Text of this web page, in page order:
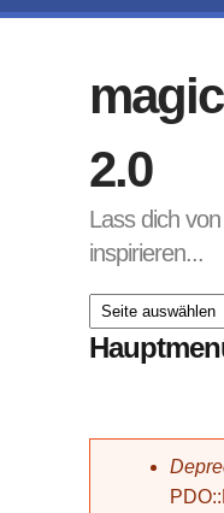
2.0
Lass dich
inspirieren...